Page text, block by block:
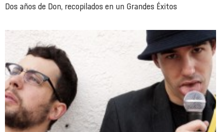
Dos años de Don, recopilados en un Grandes Éxitos